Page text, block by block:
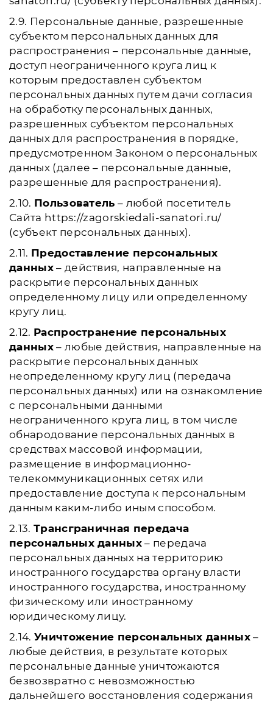
2.9. Персональные данные, разрешенные
субъектом персональных данных для
распространения – персональные данные,
доступ неограниченного круга лиц к
которым предоставлен субъектом
персональных данных путем дачи согласия
на обработку персональных данных,
разрешенных субъектом персональных
данных для распространения в порядке,
предусмотренном Законом о персональных
данных (далее – персональные данные,
разрешенные для распространения).
2.10. Пользователь – любой посетитель
Сайта https://zagorskiedali-sanatori.ru/
(субъект персональных данных).
2.11. Предоставление персональных
данных– действия, направленные на
раскрытие персональных данных
определенному лицу или определенному
кругу лиц.
2.12. Распространение персональных
данных– любые действия, направленные на
раскрытие персональных данных
неопределенному кругу лиц (передача
персональных данных) или на ознакомление
с персональными данными
неограниченного круга лиц, в том числе
обнародование персональных данных в
средствах массовой информации,
размещение в информационно-
телекоммуникационных сетях или
предоставление доступа к персональным
данным каким-либо иным способом.
2.13. Трансграничная передача
персональных данных – передача
персональных данных на территорию
иностранного государства органу власти
иностранного государства, иностранному
физическому или иностранному
юридическому лицу.
2.14. Уничтожение персональных данных–
любые действия, в результате которых
персональные данные уничтожаются
безвозвратно с невозможностью
дальнейшего восстановления содержания